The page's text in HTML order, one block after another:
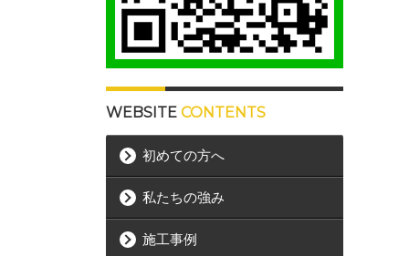
WEBSITE CONTENTS
初めての方へ
私たちの強み
施工事例